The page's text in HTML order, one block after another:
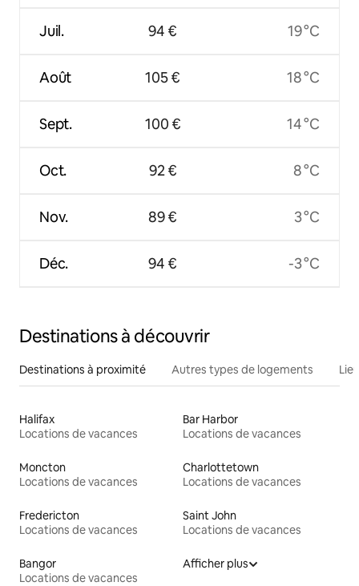
Juil.
Août
Sept.
Oct.
Nov.
Déc.
94 €
105 €
100 €
92 €
89 €
94 €
19 °C
18 °C
14 °C
8 °C
3 °C
-3 °C
Destinations à découvrir
Destinations à proximité Autres types de logements
Halifax
Locations de vacances
Bar Harbor
Locations de vacances
Moncton
Locations de vacances
Charlottetown
Locations de vacances
Fredericton
Locations de vacances
Saint John
Locations de vacances
Bangor
Locations de vacances
Afficher plus